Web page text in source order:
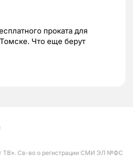
проката для
Что еще берут
ТВ». Св-во о регистрации СМИ ЭЛ №ФС